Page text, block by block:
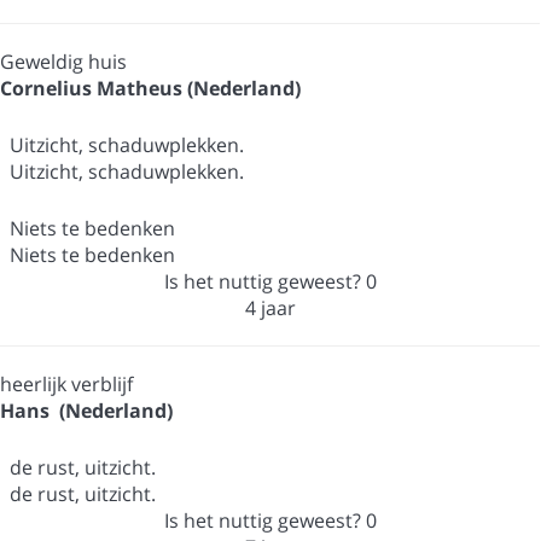
Geweldig huis
Cornelius Matheus (Nederland)
Uitzicht, schaduwplekken.
Uitzicht, schaduwplekken.
Niets te bedenken
Niets te bedenken
Is het nuttig geweest?0
4 jaar
heerlijk verblijf
Hans (Nederland)
de rust, uitzicht.
de rust, uitzicht.
Is het nuttig geweest?0